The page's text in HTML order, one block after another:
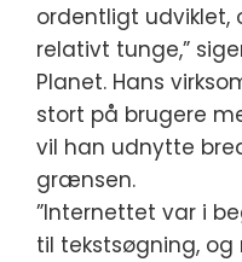
ordentligt udviklet,
relativt tunge,”
Planet. Hans
stort på brugere
vil han udnytte
grænsen.
”Internettet var i
til tekstsøgning,